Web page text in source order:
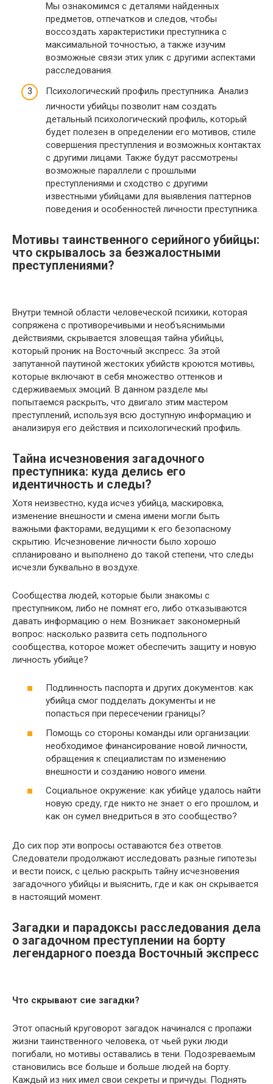
Мы ознакомимся с деталями найденных
предметов, отпечатков и следов, чтобы
воссоздать характеристики преступника с
максимальной точностью, а также изучим
возможные связи этих улик с другими аспектами
расследования.
Психологический профиль преступника. Анализ
личности убийцы позволит нам создать
детальный психологический профиль, который
будет полезен в определении его мотивов, стиле
совершения преступления и возможных контактах
с другими лицами. Также будут рассмотрены
возможные параллели с прошлыми
преступлениями и сходство с другими
известными убийцами для выявления паттернов
поведения и особенностей личности преступника.
Мотивы таинственного серийного убийцы:
что скрывалось за безжалостными
преступлениями?
Внутри темной области человеческой психики, которая
сопряжена с противоречивыми и необъяснимыми
действиями, скрывается зловещая тайна убийцы,
который проник на Восточный экспресс. За этой
запутанной паутиной жестоких убийств кроются мотивы,
которые включают в себя множество оттенков и
сдерживаемых эмоций. В данном разделе мы
попытаемся раскрыть, что двигало этим мастером
преступлений, используя всю доступную информацию и
анализируя его действия и психологический профиль.
Тайна исчезновения загадочного
преступника: куда делись его
идентичность и следы?
Хотя неизвестно, куда исчез убийца, маскировка,
изменение внешности и смена имени могли быть
важными факторами, ведущими к его безопасному
скрытию. Исчезновение личности было хорошо
спланировано и выполнено до такой степени, что следы
исчезли буквально в воздухе.
Сообщества людей, которые были знакомы с
преступником, либо не помнят его, либо отказываются
давать информацию о нем. Возникает закономерный
вопрос: насколько развита сеть подпольного
сообщества, которое может обеспечить защиту и новую
личность убийце?
Подлинность паспорта и других документов: как
убийца смог подделать документы и не
попасться при пересечении границы?
Помощь со стороны команды или организации:
необходимое финансирование новой личности,
обращения к специалистам по изменению
внешности и созданию нового имени.
Социальное окружение: как убийце удалось найти
новую среду, где никто не знает о его прошлом, и
как он сумел внедриться в это сообщество?
До сих пор эти вопросы оставаются без ответов.
Следователи продолжают исследовать разные гипотезы
и вести поиск, с целью раскрыть тайну исчезновения
загадочного убийцы и выяснить, где и как он скрывается
в настоящий момент.
Загадки и парадоксы расследования дела
о загадочном преступлении на борту
легендарного поезда Восточный экспресс
Что скрывают сие загадки?
Этот опасный круговорот загадок начинался с пропажи
жизни таинственного человека, от чьей руки люди
погибали, но мотивы оставались в тени. Подозреваемым
становились все больше и больше людей на борту.
Каждый из них имел свои секреты и причуды. Поднять